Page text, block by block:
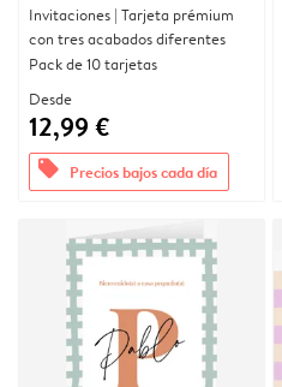
Invitaciones | Tarjeta prémium
con tres acabados diferentes
Pack de 10 tarjetas
Desde
12,99 €
offers Precios bajos cada día